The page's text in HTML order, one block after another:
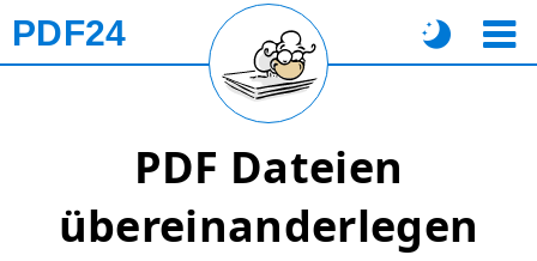
PDF24
PDF Dateien
übereinanderlegen